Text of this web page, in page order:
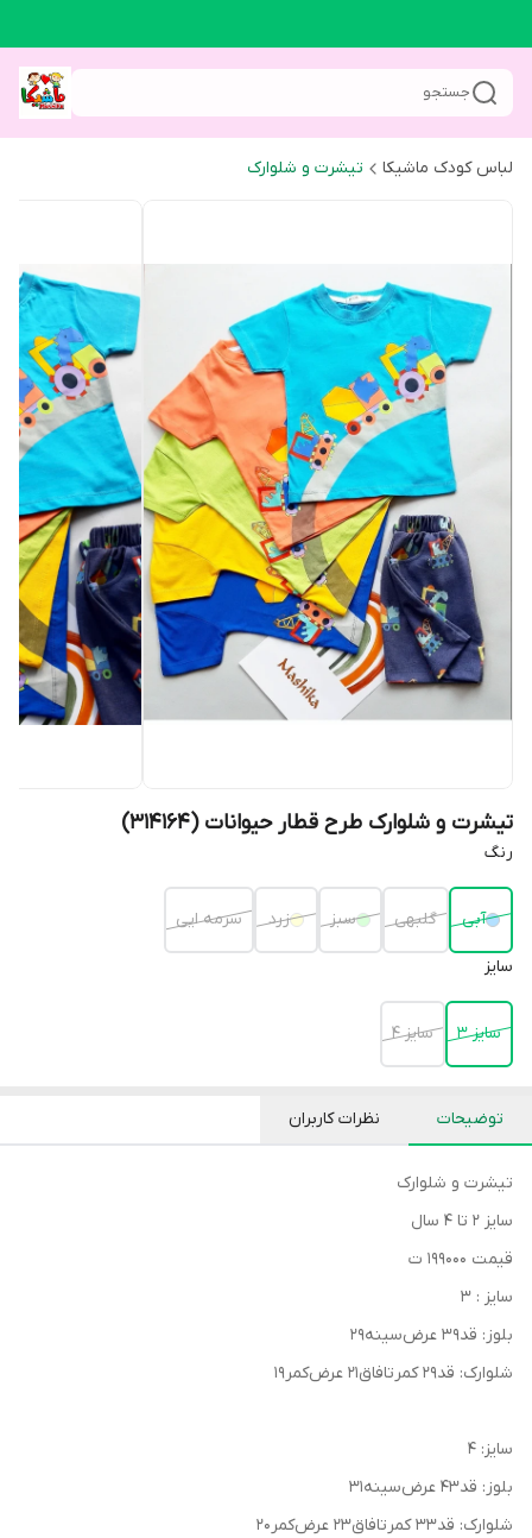
جستجو
لباس کودک ماشیکا تیشرت و شلوارک
تیشرت و شلوارک طرح قطار حیوانات (314164)
رنگ
آبی گلبهی سبز زرد سرمه ایی
سایز
سایز 3 سایز 4
توضیحات نظرات کاربران
تیشرت و شلوارک
سایز ۲ تا ۴ سال
قیمت ۱۹۹۰۰۰ ت
سایز : ۳
بلوز: قد۳۹ عرض‌سینه۲۹
شلوارک: قد۲۹ کمرتافاق۲۱ عرض‌کمر۱۹
سایز: ۴
بلوز: قد۴۳ عرض‌سینه۳۱
شلوارک: قد۳۳ کمرتافاق۲۳ عرض‌کمر۲۰